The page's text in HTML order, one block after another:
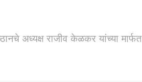
अध्यक्ष राजीव केळकर यांच्या